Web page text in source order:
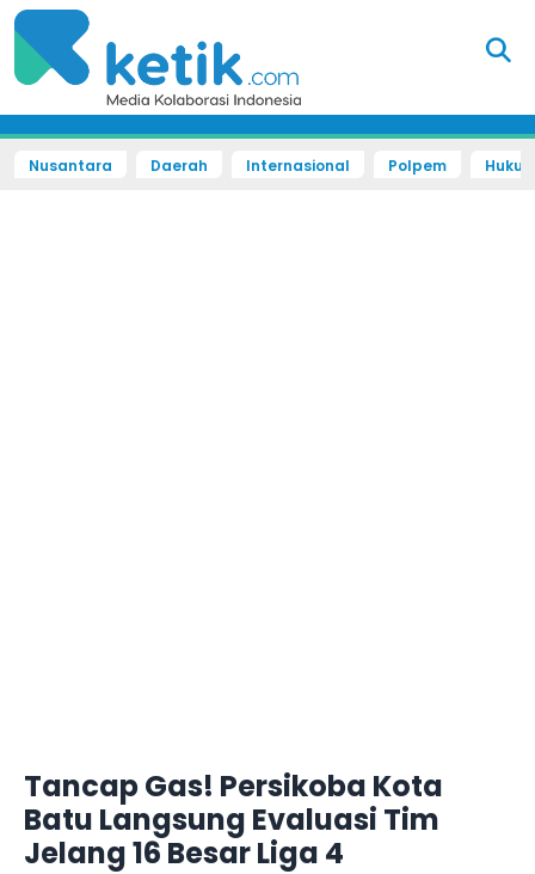
Nusantara Daerah Internasional Polpem
Tancap Gas! Persikoba Kota
Batu Langsung Evaluasi Tim
Jelang 16 Besar Liga 4